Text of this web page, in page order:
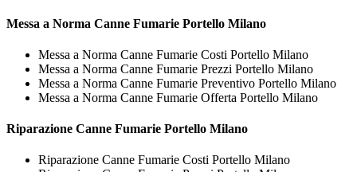
Messa a Norma Canne Fumarie Portello Milano
Messa a Norma Canne Fumarie Costi Portello Milano
Messa a Norma Canne Fumarie Prezzi Portello Milano
Messa a Norma Canne Fumarie Preventivo Portello Milano
Messa a Norma Canne Fumarie Offerta Portello Milano
Riparazione Canne Fumarie Portello Milano
Riparazione Canne Fumarie Costi Portello Milano